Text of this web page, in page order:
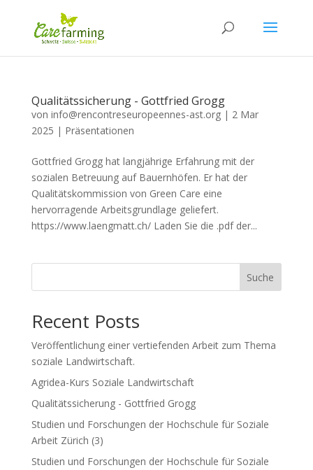
Qualitätssicherung - Gottfried Grogg
von info@rencontreseuropeennes-ast.org| 2 Mar
2025 | Präsentationen
Gottfried Grogg hat langjährige Erfahrung mit der
sozialen Betreuung auf Bauernhöfen. Er hat der
Qualitätskommission von Green Care eine
hervorragende Arbeitsgrundlage geliefert.
https://www.laengmatt.ch/ Laden Sie die .pdf der...
Suche
Recent Posts
Veröffentlichung einer vertiefenden Arbeit zum Thema
soziale Landwirtschaft.
Agridea-Kurs Soziale Landwirtschaft
Qualitätssicherung - Gottfried Grogg
Studien und Forschungen der Hochschule für Soziale
Arbeit Zürich (3)
Studien und Forschungen der Hochschule für Soziale